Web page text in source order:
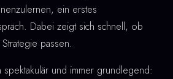
ein erstes
Dabei zeigt sich schnell, ob
passen.
und immer grundlegend: